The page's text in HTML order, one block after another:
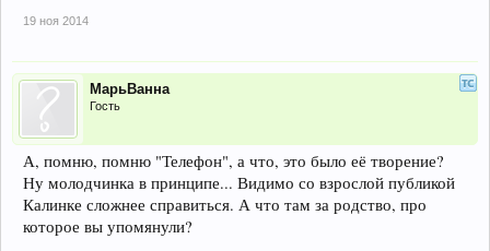
19 ноя 2014
МарьВанна
Гость
А, помню, помню "Телефон", а что, это было её творение?
Ну молодчинка в принципе... Видимо со взрослой публикой
Калинке сложнее справиться. А что там за родство, про
которое вы упомянули?